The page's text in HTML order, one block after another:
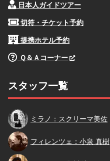
日本人ガイドツアー
切符・チケット予約
提携ホテル予約
Ｑ＆Ａコーナー
スタッフ一覧
スクリーマ
ミラノ：スクリーマ美佐
小泉
フィレンツェ：小泉 真樹